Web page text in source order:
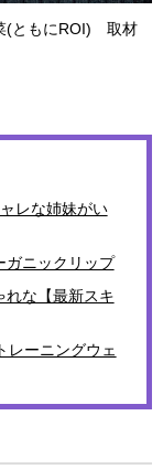
(ともにROI) 取材
レな姉妹がい
ガニックリップ
れな【最新スキ
レーニングウェ